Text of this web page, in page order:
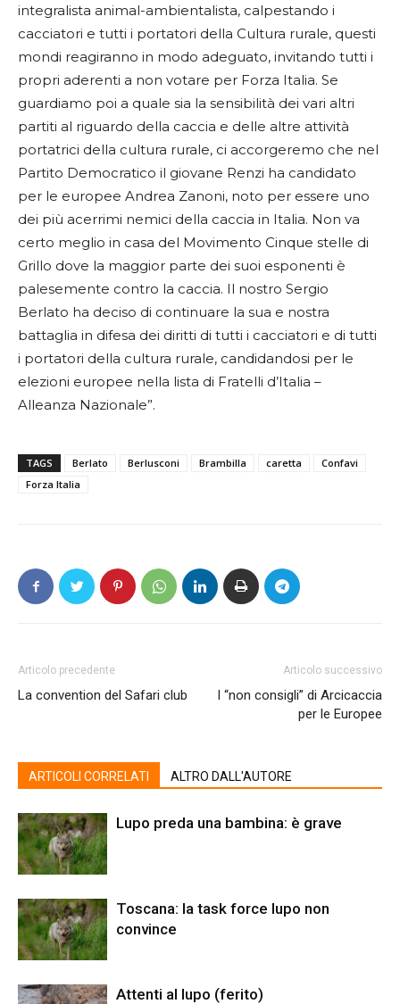
integralista animal-ambientalista, calpestando i
cacciatori e tutti i portatori della Cultura rurale, questi
mondi reagiranno in modo adeguato, invitando tutti i
propri aderenti a non votare per Forza Italia. Se
guardiamo poi a quale sia la sensibilità dei vari altri
partiti al riguardo della caccia e delle altre attività
portatrici della cultura rurale, ci accorgeremo che nel
Partito Democratico il giovane Renzi ha candidato
per le europee Andrea Zanoni, noto per essere uno
dei più acerrimi nemici della caccia in Italia. Non va
certo meglio in casa del Movimento Cinque stelle di
Grillo dove la maggior parte dei suoi esponenti è
palesemente contro la caccia. Il nostro Sergio
Berlato ha deciso di continuare la sua e nostra
battaglia in difesa dei diritti di tutti i cacciatori e di tutti
i portatori della cultura rurale, candidandosi per le
elezioni europee nella lista di Fratelli d’Italia –
Alleanza Nazionale”.
TAGS Berlato Berlusconi Brambilla caretta
Confavi
Forza Italia
Articolo precedente
La convention del Safari club
Articolo successivo
I “non consigli” di Arcicaccia
per le Europee
ARTICOLI CORRELATI ALTRO DALL'AUTORE
Lupo preda una bambina: è grave
Toscana: la task force lupo non
convince
Attenti al lupo (ferito)